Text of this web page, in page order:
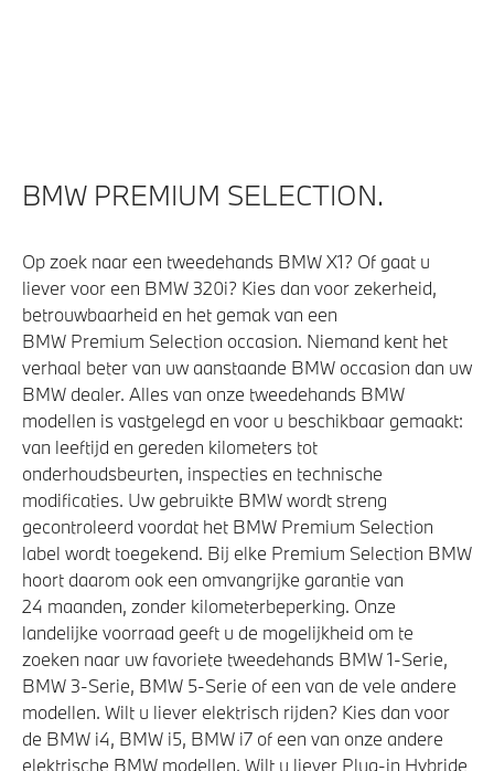
BMW PREMIUM SELECTION.
Op zoek naar een tweedehands BMW X1? Of gaat u
liever voor een BMW 320i? Kies dan voor zekerheid,
betrouwbaarheid en het gemak van een
BMW Premium Selection occasion. Niemand kent het
verhaal beter van uw aanstaande BMW occasion dan uw
BMW dealer. Alles van onze tweedehands BMW
modellen is vastgelegd en voor u beschikbaar gemaakt:
van leeftijd en gereden kilometers tot
onderhoudsbeurten, inspecties en technische
modificaties. Uw gebruikte BMW wordt streng
gecontroleerd voordat het BMW Premium Selection
label wordt toegekend. Bij elke Premium Selection BMW
hoort daarom ook een omvangrijke garantie van
24 maanden, zonder kilometerbeperking. Onze
landelijke voorraad geeft u de mogelijkheid om te
zoeken naar uw favoriete tweedehands BMW 1-Serie,
BMW 3-Serie, BMW 5-Serie of een van de vele andere
modellen. Wilt u liever elektrisch rijden? Kies dan voor
de BMW i4, BMW i5, BMW i7 of een van onze andere
elektrische BMW modellen. Wilt u liever Plug-in Hybride